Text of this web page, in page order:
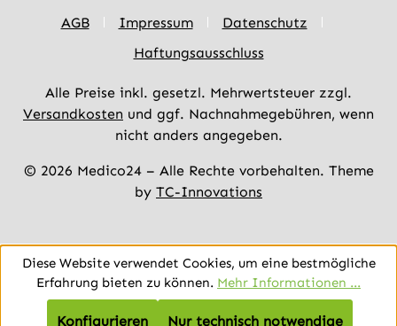
AGB Impressum
Datenschutz
Haftungsausschluss
Alle Preise inkl. gesetzl. Mehrwertsteuer zzgl.
Versandkosten und ggf. Nachnahmegebühren, wenn
nicht anders angegeben.
© 2026 Medico24 – Alle Rechte vorbehalten. Theme
by TC-Innovations
Diese Website verwendet Cookies, um eine bestmögliche
Erfahrung bieten zu können. Mehr Informationen ...
Nur technisch notwendige
Konfigurieren